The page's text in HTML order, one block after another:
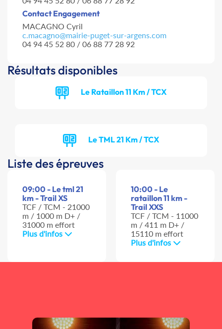
Contact Engagement
MACAGNO Cyril
c.macagno@mairie-puget-sur-argens.com
04 94 45 52 80 / 06 88 77 28 92
Résultats disponibles
Le Rataillon 11 Km / TCX
Le TML 21 Km / TCX
Liste des épreuves
09:00 - Le tml 21
km - Trail XS
TCF / TCM - 21000
m / 1000 m D+ /
31000 m effort
Plus d'infos
10:00 - Le
rataillon 11 km -
Trail XXS
TCF / TCM - 11000
m / 411 m D+ /
15110 m effort
Plus d'infos